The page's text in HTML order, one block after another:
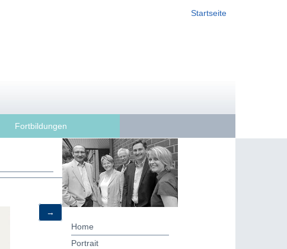
Startseite
Fortbildungen
→
Home
Portrait